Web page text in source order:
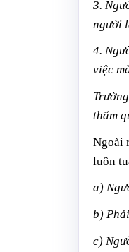
3.
người
4.
việc
thẩm
Ngoài
luôn
a)
b)
c)